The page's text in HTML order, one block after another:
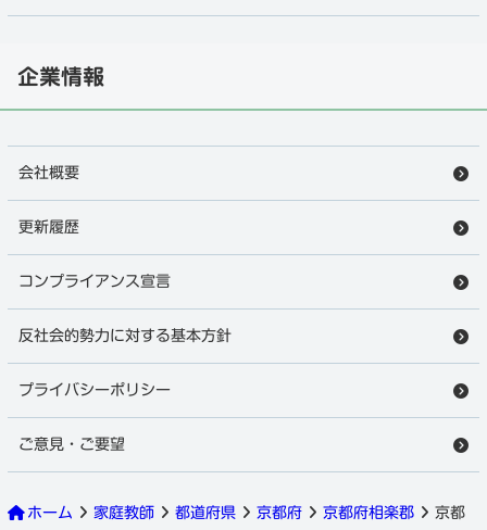
企業情報
会社概要
更新履歴
コンプライアンス宣言
反社会的勢力に対する基本方針
プライバシーポリシー
ご意見・ご要望
ホーム 家庭教師 都道府県 京都府 京都府相楽郡 京都